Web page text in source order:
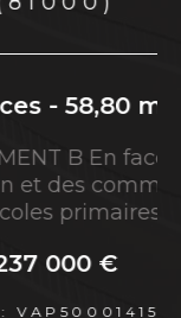
?
et
à
de la facult
650 m